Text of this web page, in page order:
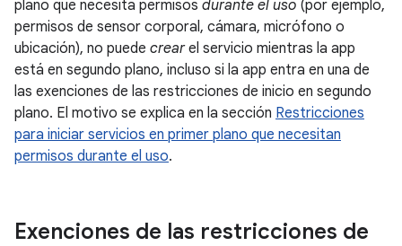
plano que necesita permisos durante el uso (por ejemplo,
permisos de sensor corporal, cámara, micrófono o
ubicación), no puede crearel servicio mientras la app
está en segundo plano, incluso si la app entra en una de
las exenciones de las restricciones de inicio en segundo
plano. El motivo se explica en la sección Restricciones
para iniciar servicios en primer plano que necesitan
permisos durante el uso.
Exenciones de las restricciones de